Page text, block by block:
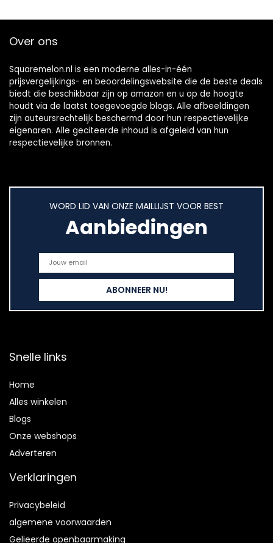
Over ons
Squaremelon.nl is een moderne alles-in-één
prijsvergelijkings- en beoordelingswebsite die de beste deals
biedt die beschikbaar zijn op amazon en u op de hoogte
houdt via de laatst toegevoegde blogs. Alle afbeeldingen
zijn auteursrechtelijk beschermd door hun respectievelijke
eigenaren. Alle geciteerde inhoud is afgeleid van hun
respectievelijke bronnen.
WORD LID VAN ONZE MAILLIJST VOOR BEST
Aanbiedingen
Snelle links
Home
Alles winkelen
Blogs
Onze webshops
Adverteren
Verklaringen
Privacybeleid
algemene voorwaarden
Gelieerde openbaarmaking